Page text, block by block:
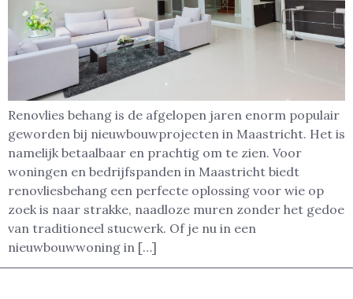
Renovlies behang is de afgelopen jaren enorm populair
geworden bij nieuwbouwprojecten in Maastricht. Het is
namelijk betaalbaar en prachtig om te zien. Voor
woningen en bedrijfspanden in Maastricht biedt
renovliesbehang een perfecte oplossing voor wie op
zoek is naar strakke, naadloze muren zonder het gedoe
van traditioneel stucwerk. Of je nu in een
nieuwbouwwoning in […]